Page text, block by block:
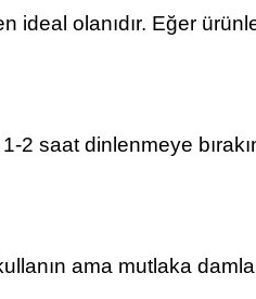
olanıdır. Eğer
2 saat dinlenmeye
ama mutlaka